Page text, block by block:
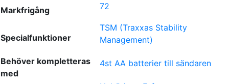
Markfrigång 72
Specialfunktioner
TSM (Traxxas Stability
Management)
Behöver kompletteras
med
4st AA batterier till sändaren